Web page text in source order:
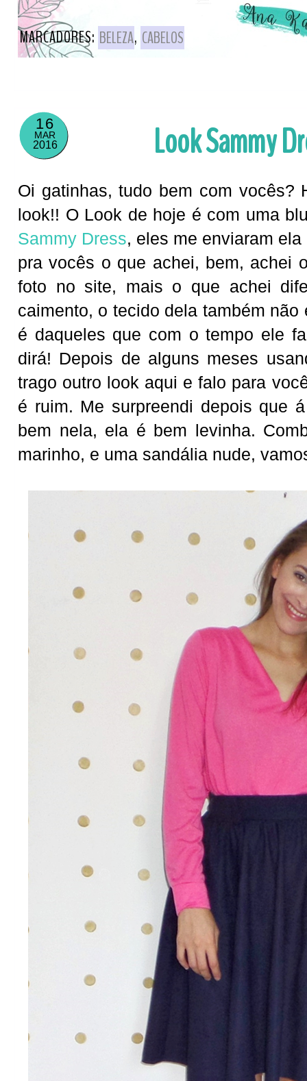
MARCADORES: BELEZA, CABELOS
16
MAR
2016 Look Sammy
Oi gatinhas, tudo bem com vocês?
look!! O Look de hoje é com uma
Sammy Dress, eles me enviaram
pra vocês o que achei, bem, achei
foto no site, mais o que achei
caimento, o tecido dela também
é daqueles que com o tempo ele
dirá! Depois de alguns meses
trago outro look aqui e falo para
é ruim. Me surpreendi depois que
bem nela, ela é bem levinha.
marinho, e uma sandália nude,